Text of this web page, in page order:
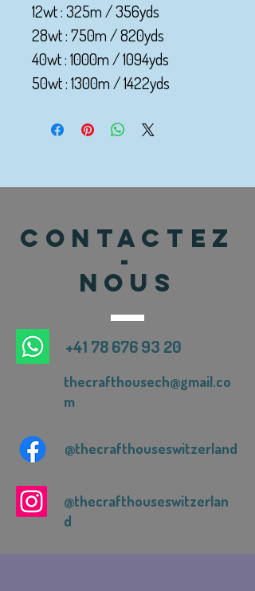
12wt : 325m / 356yds
28wt : 750m / 820yds
40wt : 1000m / 1094yds
50wt : 1300m / 1422yds
CONTACTEZ
-
NOUS
+41 78 676 93 20
thecrafthousech@gmail.co
m
@thecrafthouseswitzerland
@thecrafthouseswitzerlan
d